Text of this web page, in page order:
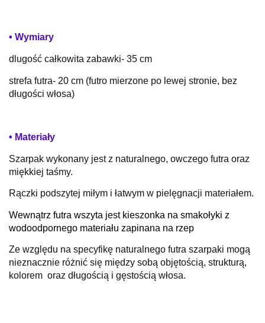
• Wymiary
dlugość całkowita zabawki- 35 cm
strefa futra- 20 cm (futro mierzone po lewej stronie, bez
długości włosa)
• Materiały
Szarpak wykonany jest z naturalnego, owczego futra oraz
miękkiej taśmy.
Rączki podszytej miłym i łatwym w pielęgnacji materiałem.
Wewnątrz futra wszyta jest kieszonka na smakołyki z
wodoodpornego materiału zapinana na rzep
Ze względu na specyfikę naturalnego futra szarpaki mogą
nieznacznie różnić się między sobą objętością, strukturą,
kolorem oraz długością i gęstością włosa.